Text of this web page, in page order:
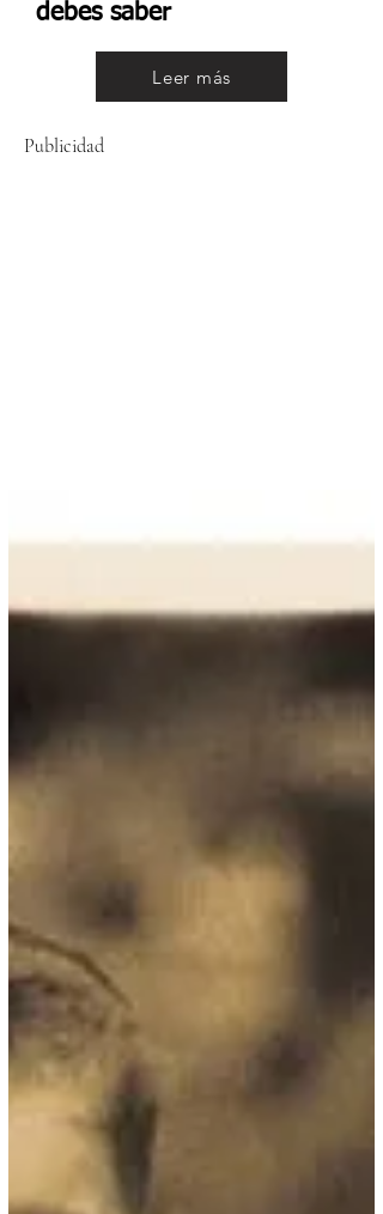
debes saber
Leer más
Publicidad